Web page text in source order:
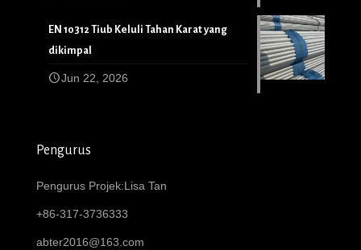
EN 10312 Tiub Keluli Tahan Karat yang
dikimpal
Jun 22, 2026
Pengurus
Pengurus Projek:Lisa Tan
+86-317-3736333
abter2016@163.com